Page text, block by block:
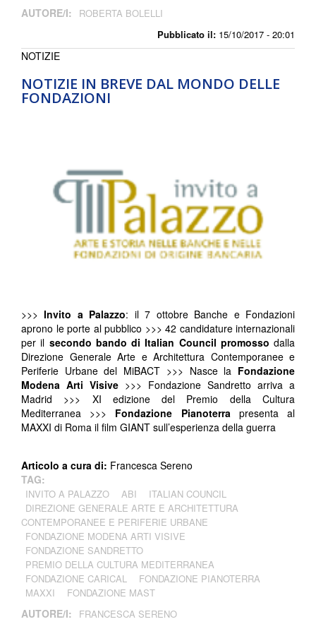
Pubblicato il: 15/10/2017 - 20:01
AUTORE/I: ROBERTA BOLELLI
NOTIZIE IN BREVE DAL MONDO DELLE
FONDAZIONI
NOTIZIE
>>> Invito a Palazzo: il 7 ottobre Banche e Fondazioni
aprono le porte al pubblico >>> 42 candidature internazionali
per il secondo bando di Italian Council promosso dalla
Direzione Generale Arte e Architettura Contemporanee e
Periferie Urbane del MiBACT >>> Nasce la Fondazione
Modena Arti Visive >>> Fondazione Sandretto arriva a
Madrid >>> XI edizione del Premio della Cultura
Mediterranea >>> Fondazione Pianoterra presenta al
MAXXI di Roma il film GIANT sull’esperienza della guerra
Articolo a cura di: Francesca Sereno
TAG:
INVITO A PALAZZO ABI
ITALIAN COUNCIL
DIREZIONE GENERALE ARTE E ARCHITETTURA
CONTEMPORANEE E PERIFERIE URBANE
FONDAZIONE MODENA ARTI VISIVE
FONDAZIONE SANDRETTO
PREMIO DELLA CULTURA MEDITERRANEA
FONDAZIONE CARICAL
FONDAZIONE PIANOTERRA
MAXXI
FONDAZIONE MAST
AUTORE/I: FRANCESCA SERENO